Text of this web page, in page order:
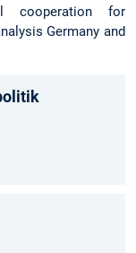
cooperation for
Germany and